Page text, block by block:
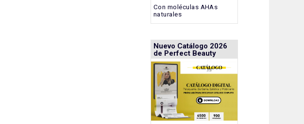
Con moléculas AHAs
naturales
Nuevo Catálogo 2026
de Perfect Beauty